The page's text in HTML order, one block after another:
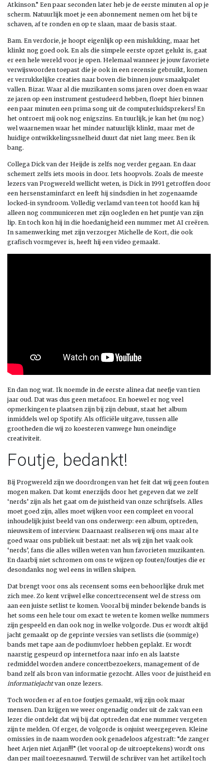
Atkinson.” Een paar seconden later heb je de eerste minuten al op je
scherm. Natuurlijk moet je een abonnement nemen om het bij te
schaven, af te ronden en op te slaan, maar de basis staat.
Bam. En verdorie, je hoopt eigenlijk op een mislukking, maar het
klinkt nog goed ook. En als die simpele eerste opzet gelukt is, gaat
er een hele wereld voor je open. Helemaal wanneer je jouw favoriete
verwijswoorden toepast die je ook in een recensie gebruikt, komen
er verrukkelijke creaties naar boven die binnen jouw smaakpalet
vallen. Bizar. Waar al die muzikanten soms jaren over doen en waar
ze jaren op een instrument gestudeerd hebben, floept hier binnen
een paar minuten een prima song uit de computerluidsprekers! En
het ontroert mij ook nog enigszins. En tuurlijk, je kan het (nu nog)
wel waarnemen waar het minder natuurlijk klinkt, maar met de
huidige ontwikkelingssnelheid duurt dat niet lang meer. Ben ik
bang.
Collega Dick van der Heijde is zelfs nog verder gegaan. En daar
schemert zelfs iets moois in door. Iets hoopvols. Zoals de meeste
lezers van Progwereld wellicht weten, is Dick in 1991 getroffen door
een hersenstaminfarct en leeft hij sindsdien in het zogenaamde
locked-in syndroom. Volledig verlamd van teen tot hoofd kan hij
alleen nog communiceren met zijn oogleden en het puntje van zijn
lip. En toch kon hij in die hoedanigheid een nummer met AI creëren.
In samenwerking met zijn verzorger Michelle de Kort, die ook
grafisch vormgever is, heeft hij een video gemaakt.
En dan nog wat. Ik noemde in de eerste alinea dat neefje van tien
jaar oud. Dat was dus geen metafoor. En hoewel er nog veel
opmerkingen te plaatsen zijn bij zijn debuut, staat het album
inmiddels wel op Spotify. Als officiële uitgave, tussen alle
grootheden die wij zo koesteren vanwege hun oneindige
creativiteit.
Foutje, bedankt!
Bij Progwereld zijn we doordrongen van het feit dat wij geen fouten
mogen maken. Dat komt enerzijds door het gegeven dat we zelf
‘nerds’ zijn als het gaat om de juistheid van onze schrijfsels. Alles
moet goed zijn, alles moet wijken voor een compleet en vooral
inhoudelijk juist beeld van ons onderwerp: een album, optreden,
nieuwsitem of interview. Daarnaast realiseren wij ons maar al te
goed waar ons publiek uit bestaat: net als wij zijn het vaak ook
‘nerds’, fans die alles willen weten van hun favorieten muzikanten.
En daarbij niet schromen om ons te wijzen op fouten/foutjes die er
desondanks nog wel eens in willen sluipen.
Dat brengt voor ons als recensent soms een behoorlijke druk met
zich mee. Zo kent vrijwel elke concertrecensent wel de stress om
aan een juiste setlist te komen. Vooral bij minder bekende bands is
het soms een hele tour om exact te weten te komen welke nummers
zijn gespeeld en dan ook nog in welke volgorde. Dus er wordt altijd
jacht gemaakt op de geprinte versies van setlists die (sommige)
bands met tape aan de podiumvloer hebben geplakt. Er wordt
naarstig gespeurd op internetfora naar info en als laatste
redmiddel worden andere concertbezoekers, management of de
band zelf als bron van informatie gezocht. Alles voor de juistheid en
informatiejachtvan onze lezers.
Toch worden er af en toe foutjes gemaakt, wij zijn ook maar
mensen. Dan krijgen we weer ongenadig onder uit de zak van een
lezer die ontdekt dat wij bij dat optreden dat ene nummer vergeten
zijn te melden. Of erger, de volgorde is onjuist weergegeven. Kleine
omissies in de naam worden ook genadeloos afgestraft: “de zanger
heet Arjen niet Arjan!!!” (let vooral op de uitroeptekens) wordt ons
dan per mail toegesnauwd. Terwijl de schrijver van het artikel toch